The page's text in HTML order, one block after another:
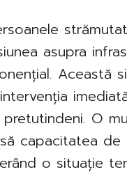
asupra
Această
O
capacitatea
o situație